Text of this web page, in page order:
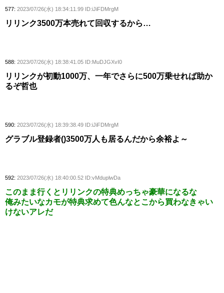
577: 2023/07/26(水) 18:34:11.99 ID:iJiFDMrgM
リリンク3500万本売れて回収するから…
588: 2023/07/26(水) 18:38:41.05 ID:MuDJGXvI0
リリンクが初動1000万、一年でさらに500万乗せれば助か
るぞ哲也
590: 2023/07/26(水) 18:39:38.49 ID:iJiFDMrgM
グラブル登録者()3500万人も居るんだから余裕よ～
592: 2023/07/26(水) 18:40:00.52 ID:vMduplwDa
このまま行くとリリンクの特典めっちゃ豪華になるな
俺みたいなカモが特典求めて色んなとこから買わなきゃい
けないアレだ